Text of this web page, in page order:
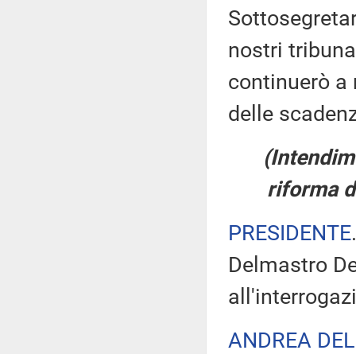
nostri
continuerò a
delle
riforma
PRESIDENTE
Delmastro
ANDREA